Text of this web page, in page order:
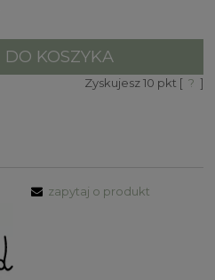
DO KOSZYKA
Zyskujesz10 pkt [ ? ]
zapytaj o produkt